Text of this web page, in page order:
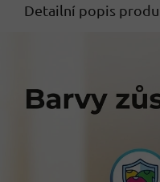
Detailní popis